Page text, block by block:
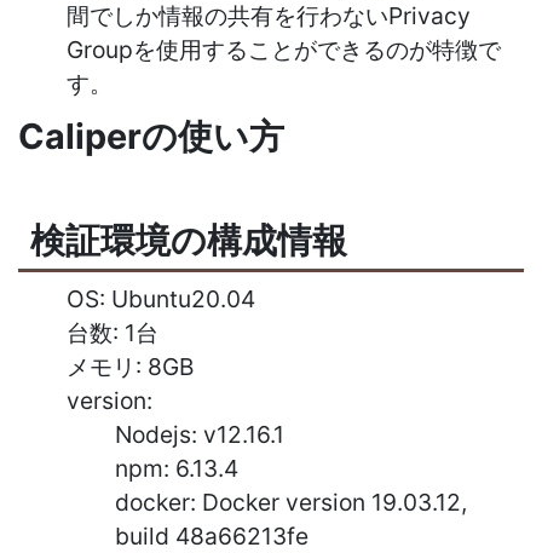
間でしか情報の共有を行わないPrivacy
Groupを使用することができるのが特徴で
す。
Caliperの使い方
検証環境の構成情報
OS: Ubuntu20.04
台数: 1台
メモリ: 8GB
version:
Nodejs: v12.16.1
npm: 6.13.4
docker: Docker version 19.03.12,
build 48a66213fe